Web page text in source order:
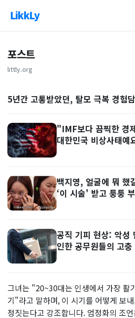
LikkLy
포스트
littly.org
5년간 고통받았던, 탈모 극복 경험
"IMF보다 끔찍한 경
대한민국 비상사태예
백지영, 얼굴에 뭐 했
‘이 시술' 받고 퉁퉁
공직 기피 현상: 악성
인한 공무원들의 고충
그녀는 "20~30대는 인생에서 가장 활
기"라고 말하며, 이 시기를 어떻게 보
정짓는다고 강조합니다. 엄정화의 조